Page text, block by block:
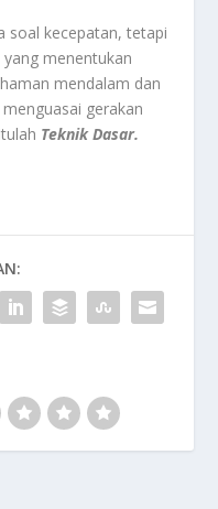
soal kecepatan, tetapi
menentukan
mendalam dan
gerakan
Teknik Dasar.